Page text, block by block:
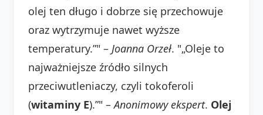
olej ten długo i dobrze się przechowuje
oraz wytrzymuje nawet wyższe
temperatury.”" – Joanna Orzeł. "„Oleje to
najważniejsze źródło silnych
przeciwutleniaczy, czyli tokoferoli
(witaminy E).”" –Anonimowy ekspert. Olej